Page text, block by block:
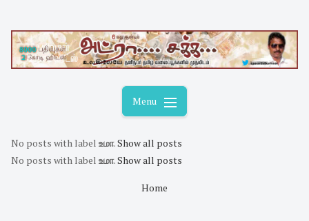
content
Menu
No posts with label உமா.Show all posts
No posts with label உமா.Show all posts
Home